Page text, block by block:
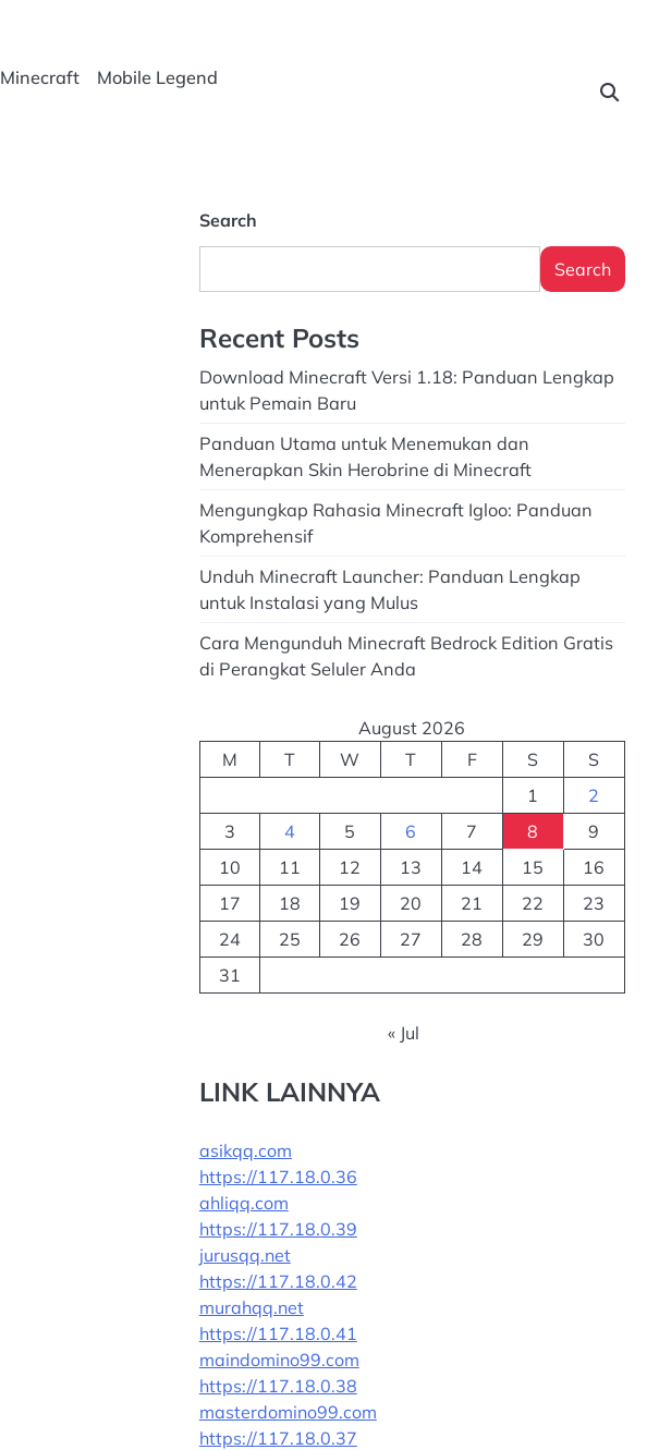
Minecraft
Mobile Legend
Search
Search
Recent Posts
Download Minecraft Versi 1.18: Panduan Lengkap
untuk Pemain Baru
Panduan Utama untuk Menemukan dan
Menerapkan Skin Herobrine di Minecraft
Mengungkap Rahasia Minecraft Igloo: Panduan
Komprehensif
Unduh Minecraft Launcher: Panduan Lengkap
untuk Instalasi yang Mulus
Cara Mengunduh Minecraft Bedrock Edition Gratis
di Perangkat Seluler Anda
August 2026
M
T W T F S
S
1
2
3
4 5 6 7 8
9
10
11 12 13 14 15
16
17
18 19 20 21 22
23
24
25 26 27 28 29
30
31
« Jul
LINK LAINNYA
asikqq.com
https://117.18.0.36
ahliqq.com
https://117.18.0.39
jurusqq.net
https://117.18.0.42
murahqq.net
https://117.18.0.41
maindomino99.com
https://117.18.0.38
masterdomino99.com
https://117.18.0.37